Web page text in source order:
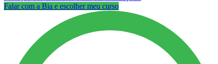
Falar com a Bia e escolher meu curso